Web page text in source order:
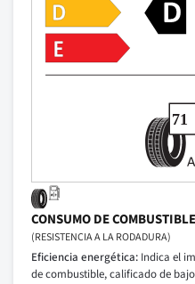
CONSUMO DE COMBUSTIBLE
(RESISTENCIA A LA RODADURA)
Eficiencia energética: Indica el
de combustible, calificado de